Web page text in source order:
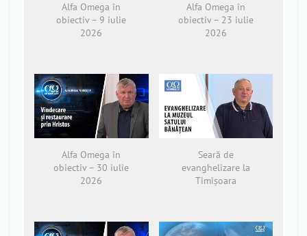
Alfa Omega în
obiectiv – 9 iulie
2026
Alfa Omega în
obiectiv – 23 iulie
2026
Alfa Omega în
obiectiv – 30 iulie
2026
Seară de
evanghelizare la
Timișoara